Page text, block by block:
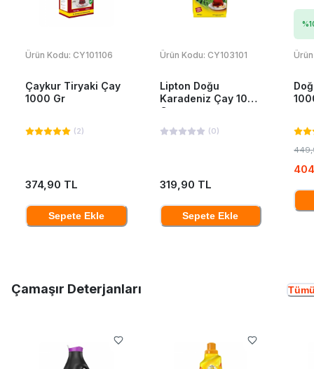
Ürün Kodu: CY101106
Çaykur Tiryaki Çay
1000 Gr
(2)
374,90 TL
Sepete Ekle
Ürün Kodu: CY103101
Lipton Doğu
Karadeniz Çay 1000
Gr
(0)
319,90 TL
Sepete Ekle
%
Çamaşır Deterjanları